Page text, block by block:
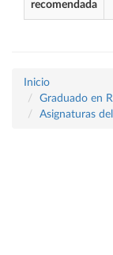
recomendada
Inicio
Graduado en
Asignaturas